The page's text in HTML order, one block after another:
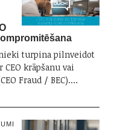
turpina pilnveidot
krāpšanu vai
Fraud / BEC).…